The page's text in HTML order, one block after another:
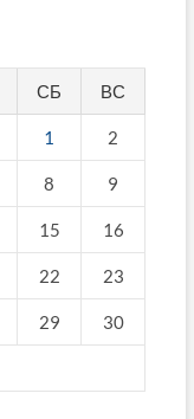
СБ ВС
1 2
8 9
15 16
22 23
29 30